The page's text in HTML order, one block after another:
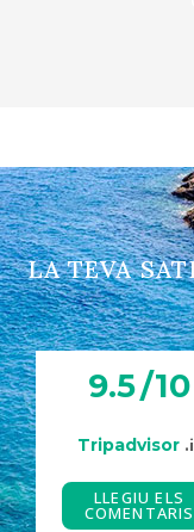
LA TEVA
9.5/10
Tripadvisor
LLEGIU ELS
COMENTARIS